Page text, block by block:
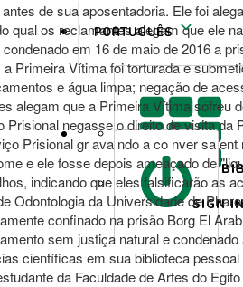
PORTUGUÊS
SIGN
de sua aposentadoria. Ele foi
qual os reclamantes alegam que ele
em 16 de maio de 2016 a
Primeira Vítima foi torturada e
e água limpa; negação de
alegam que a Primeira Vítima
negasse o direito de visita
Prisional gr ava ndo a co nver sa
e ele fosse depois ameaçado de
indicando que eles falsificarão as
Odontologia da Universidade de
confinado na prisão Borg El
sem justiça natural e
científicas em sua biblioteca
da Faculdade de Artes do